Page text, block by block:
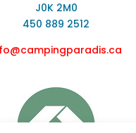
J0K 2M0
450 889 2512